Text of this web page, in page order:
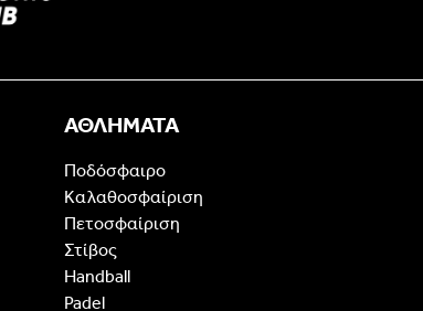
ΑΘΛΗΜΑΤΑ
Ποδόσφαιρο
Καλαθοσφαίριση
Πετοσφαίριση
Στίβος
Handball
Padel